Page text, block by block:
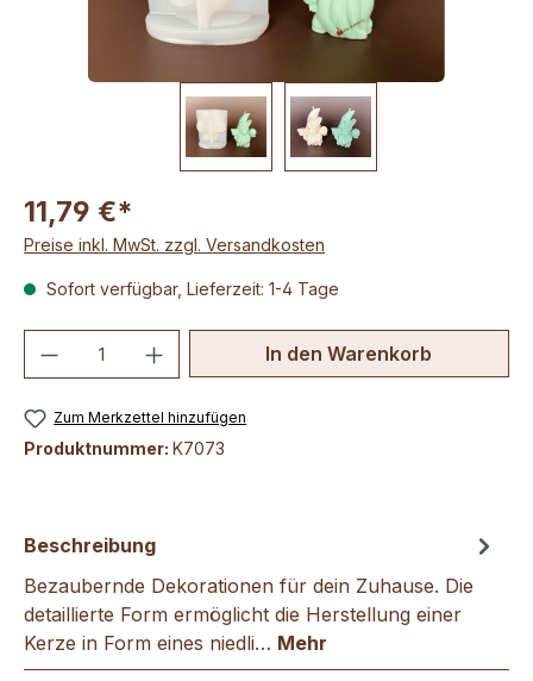
11,79 €*
Preise inkl. MwSt. zzgl. Versandkosten
Sofort verfügbar, Lieferzeit: 1-4 Tage
Produkt Anzahl: Gib denIn den Warenkorb
Zum Merkzettel hinzufügen
Produktnummer: K7073
Beschreibung
Bezaubernde Dekorationen für dein Zuhause. Die
detaillierte Form ermöglicht die Herstellung einer
Kerze in Form eines niedli… Mehr